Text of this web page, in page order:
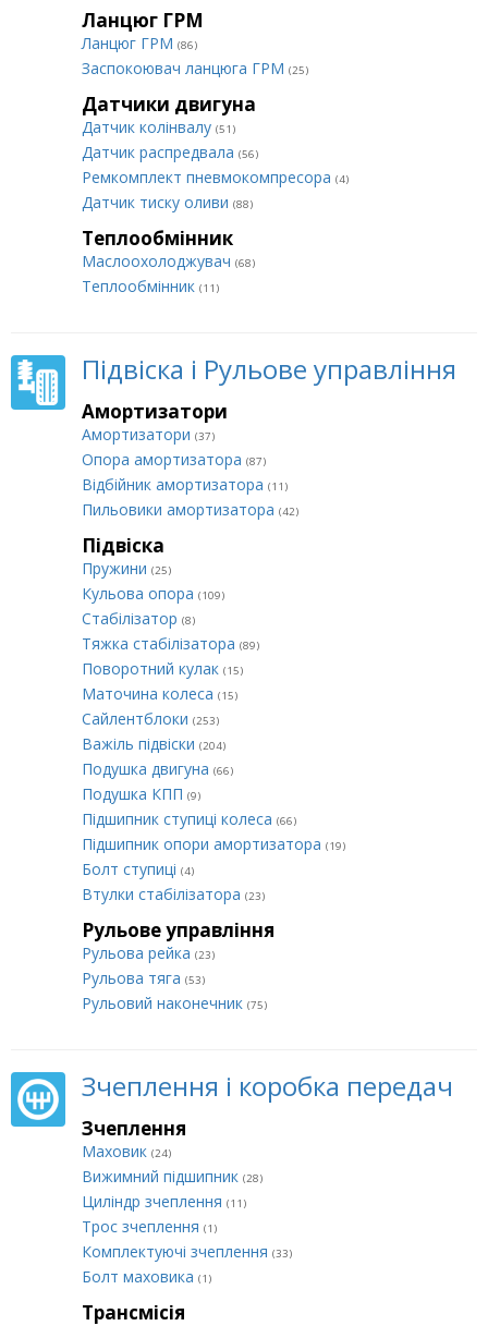
Ланцюг ГРМ
Ланцюг ГРМ (86)
Заспокоювач ланцюга ГРМ (25)
Датчики двигуна
Датчик колінвалу (51)
Датчик распредвала (56)
Ремкомплект пневмокомпресора (4)
Датчик тиску оливи (88)
Теплообмінник
Маслоохолоджувач (68)
Теплообмінник (11)
Підвіска і Рульове управління
Амортизатори
Амортизатори (37)
Опора амортизатора (87)
Відбійник амортизатора (11)
Пильовики амортизатора (42)
Підвіска
Пружини (25)
Кульова опора (109)
Стабілізатор (8)
Тяжка стабілізатора (89)
Поворотний кулак (15)
Маточина колеса (15)
Сайлентблоки (253)
Важіль підвіски (204)
Подушка двигуна (66)
Подушка КПП (9)
Підшипник ступиці колеса (66)
Підшипник опори амортизатора (19)
Болт ступиці (4)
Втулки стабілізатора (23)
Рульове управління
Рульова рейка (23)
Рульова тяга (53)
Рульовий наконечник (75)
Зчеплення і коробка передач
Зчеплення
Маховик (24)
Вижимний підшипник (28)
Циліндр зчеплення (11)
Трос зчеплення (1)
Комплектуючі зчеплення (33)
Болт маховика (1)
Трансмісія